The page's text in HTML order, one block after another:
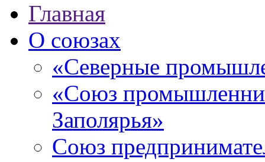
Главная
О союзах
«Северные
«Союз
Заполярья»
Союз